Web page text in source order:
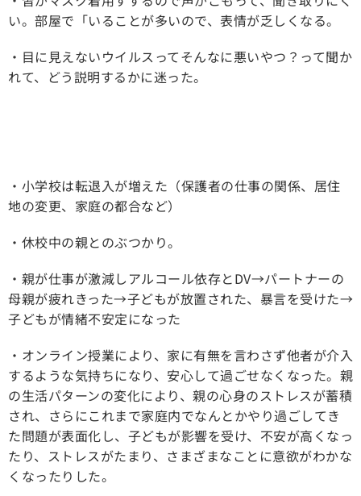
い。部屋で「いることが多いので、表情が乏しくなる。
・目に見えないウイルスってそんなに悪いやつ？って聞か
れて、どう説明するかに迷った。
・小学校は転退入が増えた（保護者の仕事の関係、居住
地の変更、家庭の都合など）
・休校中の親とのぶつかり。
・親が仕事が激減しアルコール依存とDV→パートナーの
母親が疲れきった→子どもが放置された、暴言を受けた→
子どもが情緒不安定になった
・オンライン授業により、家に有無を言わさず他者が介入
するような気持ちになり、安心して過ごせなくなった。親
の生活パターンの変化により、親の心身のストレスが蓄積
され、さらにこれまで家庭内でなんとかやり過ごしてき
た問題が表面化し、子どもが影響を受け、不安が高くなっ
たり、ストレスがたまり、さまざまなことに意欲がわかな
くなったりした。